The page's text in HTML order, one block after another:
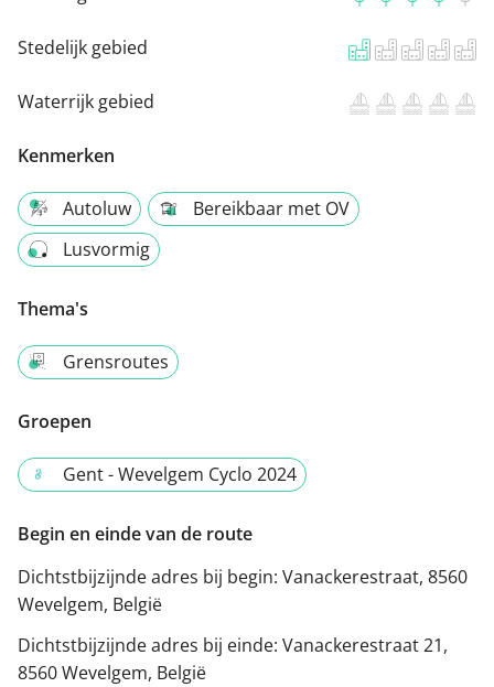
Stedelijk gebied
Waterrijk gebied
Kenmerken
Autoluw
Bereikbaar met OV
Lusvormig
Thema's
Grensroutes
Groepen
Gent - Wevelgem Cyclo 2024
Begin en einde van de route
Dichtstbijzijnde adres bij begin: Vanackerestraat, 8560
Wevelgem, België
Dichtstbijzijnde adres bij einde: Vanackerestraat 21,
8560 Wevelgem, België